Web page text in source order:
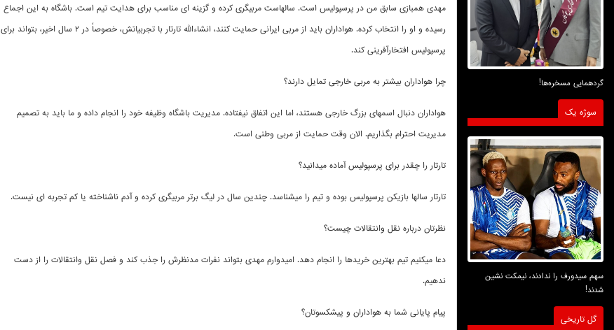
مهدی همبازی سابق من در پرسپولیس است. سالهاست مربیگری کرده و گزینه ای مناسب برای هدایت تیم است. باشگاه به این اجماع
رسیده و او را انتخاب کرده. هواداران باید از مربی ایرانی حمایت کنند، انشاءالله تارتار با تجربیاتش، خصوصاً در ۲ سال اخیر، بتواند برای
پرسپولیس افتخارآفرینی کند.
چرا هواداران بیشتر به مربی خارجی تمایل دارند؟
هواداران دنبال اسمهای بزرگ خارجی هستند، اما این اتفاق نیفتاده. مدیریت باشگاه وظیفه خود را انجام داده و ما باید به تصمیم
مدیریت احترام بگذاریم. الان وقت حمایت از مربی وطنی است.
تارتار را چقدر برای پرسپولیس آماده میدانید؟
تارتار سالها بازیکن پرسپولیس بوده و تیم را میشناسد. چندین سال در لیگ برتر مربیگری کرده و آدم ناشناخته یا کم تجربه ای نیست.
نظرتان درباره نقل وانتقالات چیست؟
دعا میکنیم تیم بهترین خریدها را انجام دهد. امیدوارم مهدی بتواند نفرات مدنظرش را جذب کند و فصل نقل وانتقالات را از دست
ندهیم.
پیام پایانی شما به هواداران و پیشکسوتان؟
گردهمایی مسخره‌ها!
سوژه یک
سهم سیدورف را ندادند، نیمکت نشین
شدند!
گل تاریخی